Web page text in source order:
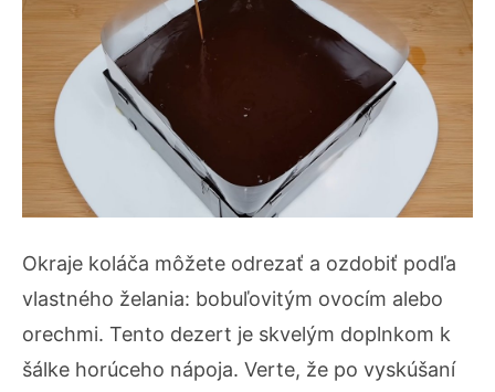
Okraje koláča môžete odrezať a ozdobiť podľa
vlastného želania: bobuľovitým ovocím alebo
orechmi. Tento dezert je skvelým doplnkom k
šálke horúceho nápoja. Verte, že po vyskúšaní